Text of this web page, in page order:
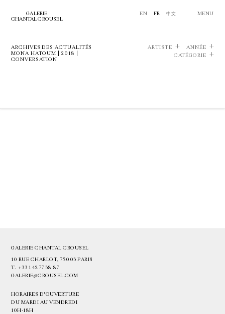
GALERIE
CHANTAL CROUSEL
EN FR 中文 MENU
ARCHIVES DES ACTUALITÉS
MONA HATOUM | 2018 |
CONVERSATION
ARTISTE
ANNÉE
CATÉGORIE
GALERIE CHANTAL CROUSEL
10 RUE CHARLOT, 75003 PARIS
T. +33 1 42 77 38 87
GALERIE@CROUSEL.COM
HORAIRES D'OUVERTURE
DU MARDI AU VENDREDI
10H-18H